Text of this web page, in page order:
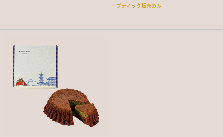
ブティック販売のみ